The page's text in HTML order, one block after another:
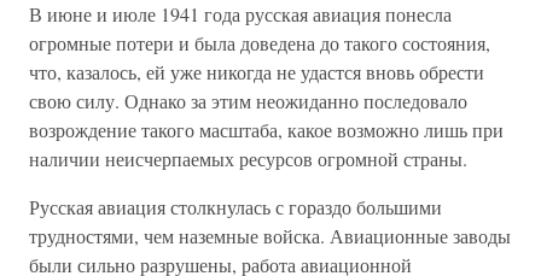
В июне и июле 1941 года русская авиация понесла
огромные потери и была доведена до такого состояния,
что, казалось, ей уже никогда не удастся вновь обрести
свою силу. Однако за этим неожиданно последовало
возрождение такого масштаба, какое возможно лишь при
наличии неисчерпаемых ресурсов огромной страны.
Русская авиация столкнулась с гораздо большими
трудностями, чем наземные войска. Авиационные заводы
были сильно разрушены, работа авиационной